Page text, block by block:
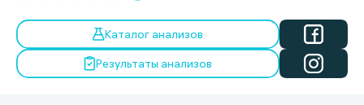
Каталог анализов
Результаты анализов